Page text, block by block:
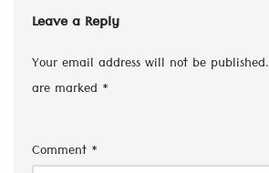
Leave a Reply
Your email address will not be published.
are marked *
Comment *